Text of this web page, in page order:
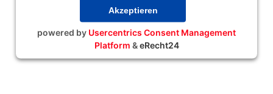
Akzeptieren
powered by Usercentrics Consent Management
Platform &eRecht24